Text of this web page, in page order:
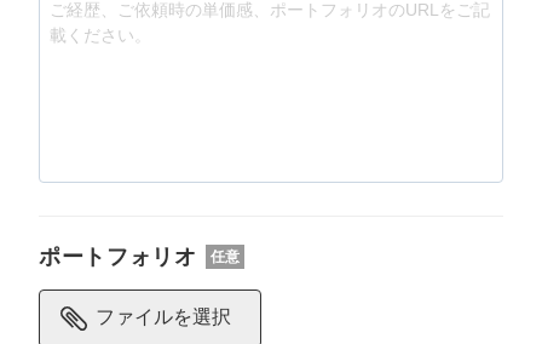
ポートフォリオ 任意
ファイルを選択